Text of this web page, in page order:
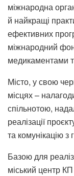
міжнародна
й найкращі
ефективних
міжнародний
медикаментами
Місто, у свою
місцях –
спільнотою,
реалізації
та комунікацію
Базою для
міський центр